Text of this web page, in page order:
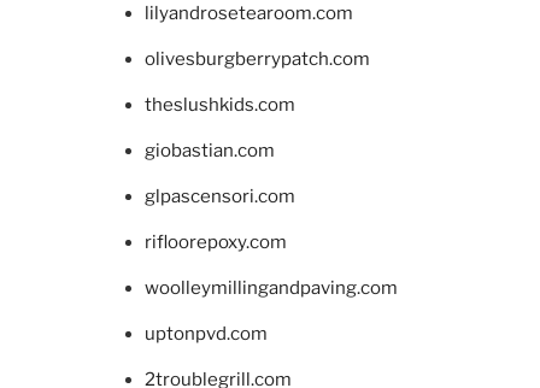
lilyandrosetearoom.com
olivesburgberrypatch.com
theslushkids.com
giobastian.com
glpascensori.com
rifloorepoxy.com
woolleymillingandpaving.com
uptonpvd.com
2troublegrill.com